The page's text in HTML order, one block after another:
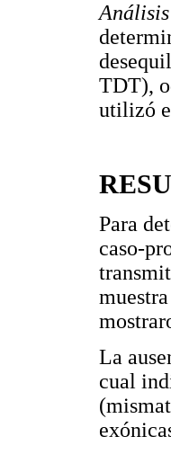
TDT),
utilizó
Para
caso-
La
cual